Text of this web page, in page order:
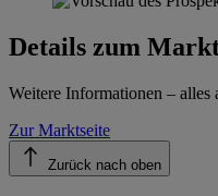
Details zum
Weitere Informationen – alles
Zur Marktseite
Zurück nach oben